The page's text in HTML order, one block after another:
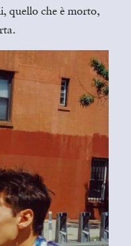
quello che è morto,